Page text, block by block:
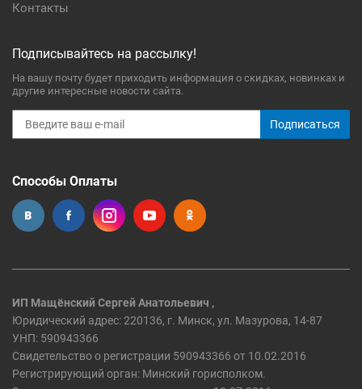
Контакты
Подписывайтесь на рассылку!
На вашу почту будет приходить информация о скидках, новинках и
другие интересные новости сайта.
Подписаться
Способы Оплаты
ИП Мащёнский Сергей Анатольевич ,
Юридический адрес: 220136, г. Минск, ул. Мазурова, 14-87
УНП: 590943366
Свидетельство о регистрации 590943366 от 10.02.2016
Регистрирующий орган: Минский горисполком.